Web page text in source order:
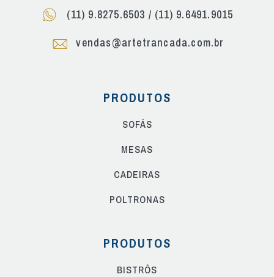
(11) 9.8275.6503 / (11) 9.6491.9015
vendas@artetrancada.com.br
PRODUTOS
SOFÁS
MESAS
CADEIRAS
POLTRONAS
PRODUTOS
BISTRÔS